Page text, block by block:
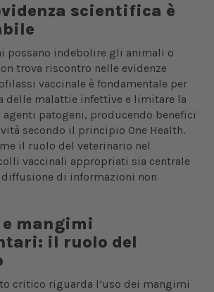
scientifica è
possano indebolire gli animali o
trova riscontro nelle evidenze
vaccinale è fondamentale per
delle malattie infettive e limitare la
patogeni, producendo benefici
secondo il principio One Health.
il ruolo del veterinario nel
vaccinali appropriati sia centrale
diffusione di informazioni non
mangimi
il ruolo del
critico riguarda l’uso dei mangimi